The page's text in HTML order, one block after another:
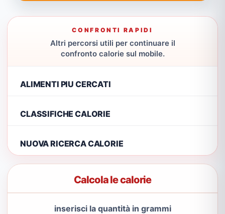
CONFRONTI RAPIDI
Altri percorsi utili per continuare il
confronto calorie sul mobile.
ALIMENTI PIU CERCATI
CLASSIFICHE CALORIE
NUOVA RICERCA CALORIE
Calcola le calorie
inserisci la quantità in grammi